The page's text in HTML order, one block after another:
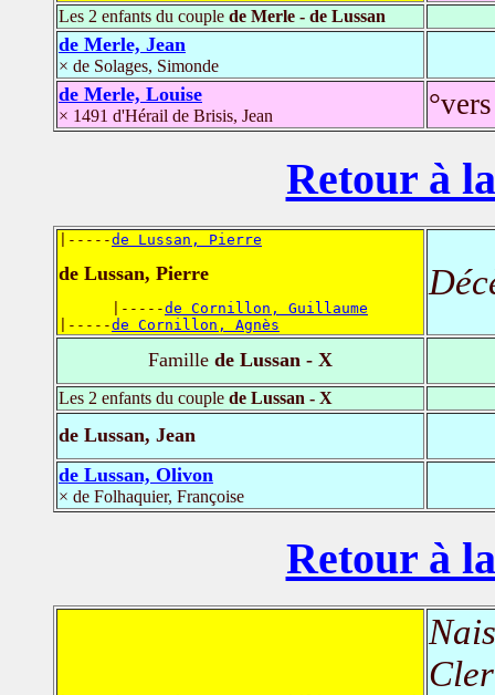
Les 2 enfants du couple de Merle - de Lussan
de Merle, Jean
× de Solages, Simonde
de Merle, Louise
× 1491 d'Hérail de Brisis, Jean
Retour à
|-----de Lussan, Pierre
de Lussan, Pierre
      |-----
de Cornillon, Guillaume
|-----de Cornillon, Agnès
Famille de Lussan - X
Les 2 enfants du couple de Lussan - X
de Lussan, Jean
de Lussan, Olivon
× de Folhaquier, Françoise
Retour à